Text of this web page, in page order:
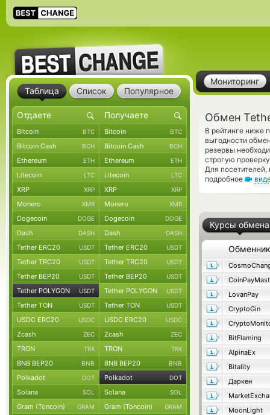
Мониторинг
Обмен
В рейтинге ниже
выгодности
резервы
строгую
Для
подробное
Курсы обмена
Обменник
LovanPay
CryptoGin
BitFlaming
AlpinaEx
Bitality
Даркен
MoonLight
Таблица Список Популярное
Bitcoin BTC Bitcoin BTC
Bitcoin Cash BCH Bitcoin Cash BCH
Ethereum ETH Ethereum ETH
Litecoin LTC Litecoin LTC
XRP XRP XRP XRP
Monero XMR Monero XMR
Dogecoin DOGE Dogecoin DOGE
Dash DASH Dash DASH
Tether ERC20 USDT Tether ERC20 USDT
Tether TRC20 USDT Tether TRC20 USDT
Tether BEP20 USDT Tether BEP20 USDT
Tether POLYGON USDT Tether POLYGON USDT
Tether TON USDT Tether TON USDT
USDC ERC20 USDC USDC ERC20 USDC
Zcash ZEC Zcash ZEC
TRON TRX TRON TRX
BNB BEP20 BNB BNB BEP20 BNB
Polkadot DOT Polkadot DOT
Solana SOL Solana SOL
Gram (Toncoin) GRAM Gram (Toncoin) GRAM